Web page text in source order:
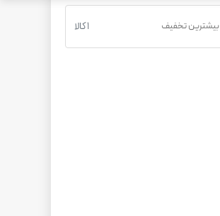
بیشترین تخفیف 1 کالا